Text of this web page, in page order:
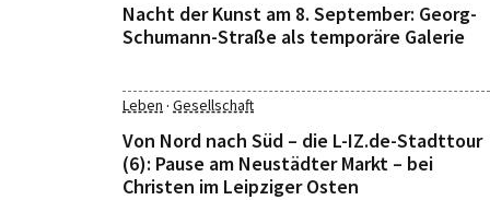
Nacht der Kunst am 8. September: Georg-
Schumann-Straße als temporäre Galerie
Leben · Gesellschaft
Von Nord nach Süd – die L-IZ.de-Stadttour
(6): Pause am Neustädter Markt – bei
Christen im Leipziger Osten